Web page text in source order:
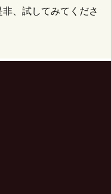
、試してみてくださ